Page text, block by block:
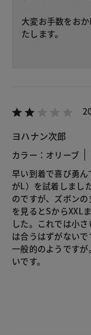
大変お手数をお
たします。
ヨハナン次郎
カラー：オリーブ
早い到着で喜び勇
がL）を試着しまし
のですが、ズボン
を見るとSからXXL
した。これでは小
は合うはずがない
一般的のようです
いです。